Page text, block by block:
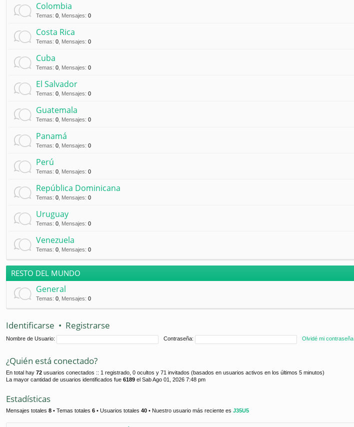
Colombia
Temas: 0 Mensajes: 0
Costa Rica
Temas: 0 Mensajes: 0
Cuba
Temas: 0 Mensajes: 0
El Salvador
Temas: 0 Mensajes: 0
Guatemala
Temas: 0 Mensajes: 0
Panamá
Temas: 0 Mensajes: 0
Perú
Temas: 0 Mensajes: 0
República Dominicana
Temas: 0 Mensajes: 0
Uruguay
Temas: 0 Mensajes: 0
Venezuela
Temas: 0 Mensajes: 0
RESTO DEL MUNDO
General
Temas: 0 Mensajes: 0
Identificarse • Registrarse
Nombre de Usuario: Contraseña: Olvidé mi contraseña
¿Quién está conectado?
En total hay 72 usuarios conectados :: 1 registrado, 0 ocultos y 71 invitados (basados en usuarios activos en los últimos 5 minutos)
La mayor cantidad de usuarios identificados fue 6189 el Sab Ago 01, 2026 7:48 pm
Estadísticas
Mensajes totales 8 • Temas totales 6 • Usuarios totales 40 • Nuestro usuario más reciente es J35U5